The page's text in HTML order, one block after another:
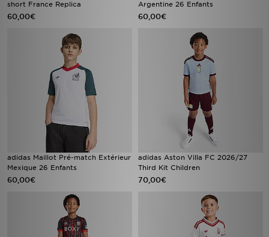
short France Replica
60,00€
Argentine 26 Enfants
60,00€
adidas Maillot Pré-match Extérieur
Mexique 26 Enfants
60,00€
adidas Aston Villa FC 2026/27
Third Kit Children
70,00€